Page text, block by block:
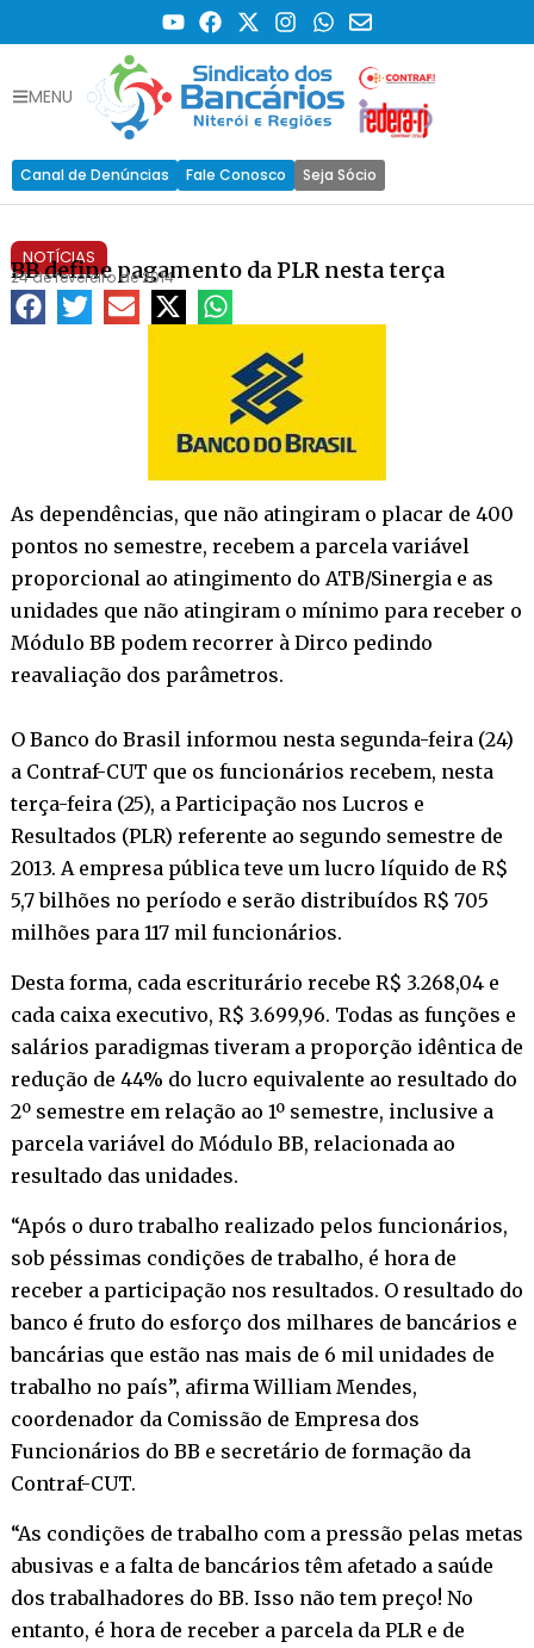
MENU
Canal de Denúncias Fale Conosco Seja Sócio
NOTÍCIAS
BB define pagamento da PLR nesta terça
24 de fevereiro de 2014
As dependências, que não atingiram o placar de 400
pontos no semestre, recebem a parcela variável
proporcional ao atingimento do ATB/Sinergia e as
unidades que não atingiram o mínimo para receber o
Módulo BB podem recorrer à Dirco pedindo
reavaliação dos parâmetros.
O Banco do Brasil informou nesta segunda-feira (24)
a Contraf-CUT que os funcionários recebem, nesta
terça-feira (25), a Participação nos Lucros e
Resultados (PLR) referente ao segundo semestre de
2013. A empresa pública teve um lucro líquido de R$
5,7 bilhões no período e serão distribuídos R$ 705
milhões para 117 mil funcionários.
Desta forma, cada escriturário recebe R$ 3.268,04 e
cada caixa executivo, R$ 3.699,96. Todas as funções e
salários paradigmas tiveram a proporção idêntica de
redução de 44% do lucro equivalente ao resultado do
2º semestre em relação ao 1º semestre, inclusive a
parcela variável do Módulo BB, relacionada ao
resultado das unidades.
“Após o duro trabalho realizado pelos funcionários,
sob péssimas condições de trabalho, é hora de
receber a participação nos resultados. O resultado do
banco é fruto do esforço dos milhares de bancários e
bancárias que estão nas mais de 6 mil unidades de
trabalho no país”, afirma William Mendes,
coordenador da Comissão de Empresa dos
Funcionários do BB e secretário de formação da
Contraf-CUT.
“As condições de trabalho com a pressão pelas metas
abusivas e a falta de bancários têm afetado a saúde
dos trabalhadores do BB. Isso não tem preço! No
entanto, é hora de receber a parcela da PLR e de